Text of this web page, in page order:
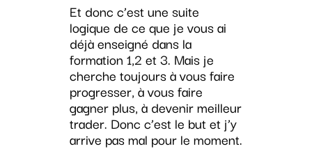
Et donc c’est une suite
logique de ce que je vous ai
déjà enseigné dans la
formation 1,2 et 3. Mais je
cherche toujours à vous faire
progresser, à vous faire
gagner plus, à devenir meilleur
trader. Donc c’est le but et j’y
arrive pas mal pour le moment.